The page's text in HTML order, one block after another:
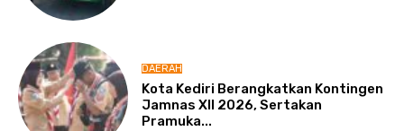
DAERAH
Kota Kediri Berangkatkan Kontingen
Jamnas XII 2026, Sertakan
Pramuka...